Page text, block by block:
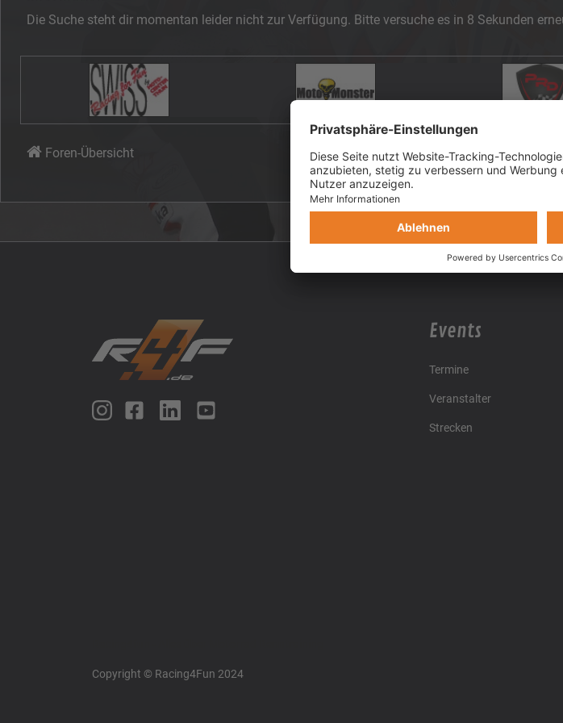
Die Suche steht dir momentan leider nicht zur Verfügung. Bitte versuche es in 8 Sekunden
Foren-Übersicht
Events
Termine
Veranstalter
Strecken
Copyright © Racing4Fun 2024